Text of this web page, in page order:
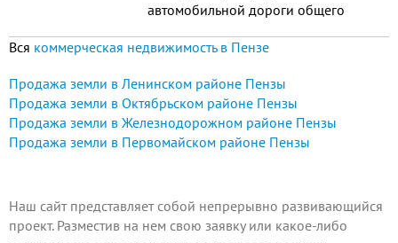
автомобильной дороги общего
значения М-5 «Урал» около села
Пензенской области, участок
правильной прямоугольной формы
300 м. вдоль автодороги. Имеется
разрешение на капитальное
Вся коммерческая недвижимость в Пензе
Продажа земли в Ленинском районе Пензы
Продажа земли в Октябрьском районе Пензы
Продажа земли в Железнодорожном районе Пензы
Продажа земли в Первомайском районе Пензы
Наш сайт представляет собой непрерывно развивающийся
проект. Разместив на нем свою заявку или какое-либо